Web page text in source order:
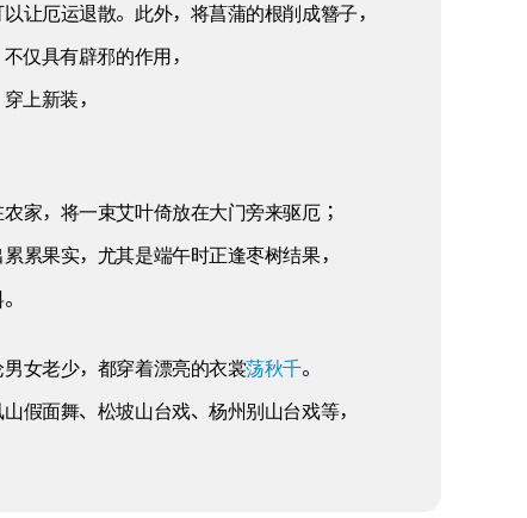
让厄运退散。此外，将菖蒲的根削成簪子，
仅具有辟邪的作用，
上新装，
家，将一束艾叶倚放在大门旁来驱厄；
累果实，尤其是端午时正逢枣树结果，
女老少，都穿着漂亮的衣裳荡秋千。
假面舞、松坡山台戏、杨州别山台戏等，